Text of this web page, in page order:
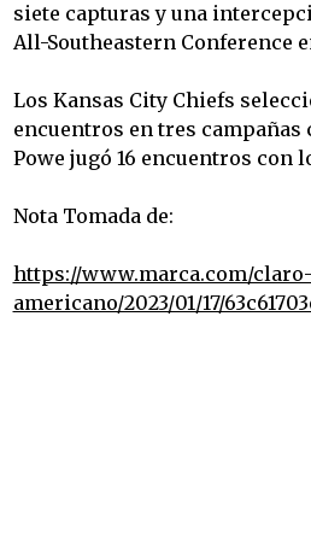
siete capturas y una
All-Southeastern Conference
Los Kansas City Chiefs
encuentros en tres campañas
Powe jugó 16 encuentros con
Nota Tomada de:
https://www.marca.com/
americano/2023/01/17/